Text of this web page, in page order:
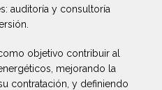
auditoría y consultoría
objetivo contribuir al
mejorando la
contratación, y definiendo